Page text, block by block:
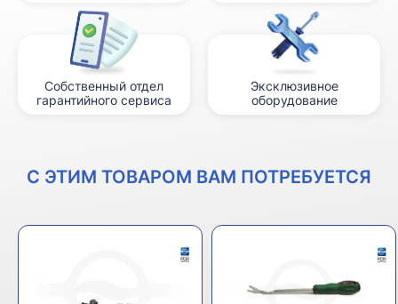
Собственный отдел
гарантийного сервиса
Эксклюзивное
оборудование
С ЭТИМ ТОВАРОМ ВАМ ПОТРЕБУЕТСЯ